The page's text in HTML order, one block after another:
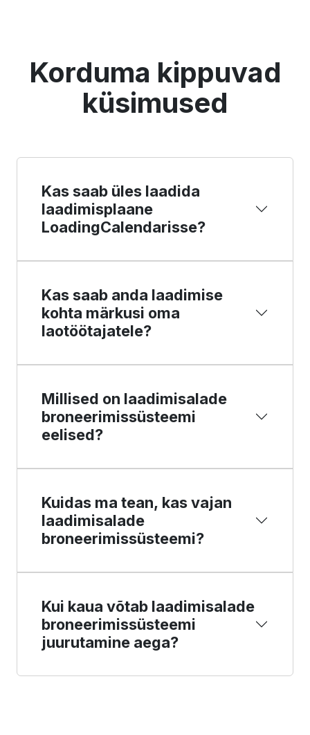
Korduma kippuvad
küsimused
Kas saab üles laadida
laadimisplaane
LoadingCalendarisse?
Kas saab anda laadimise
kohta märkusi oma
laotöötajatele?
Millised on laadimisalade
broneerimissüsteemi
eelised?
Kuidas ma tean, kas vajan
laadimisalade
broneerimissüsteemi?
Kui kaua võtab laadimisalade
broneerimissüsteemi
juurutamine aega?